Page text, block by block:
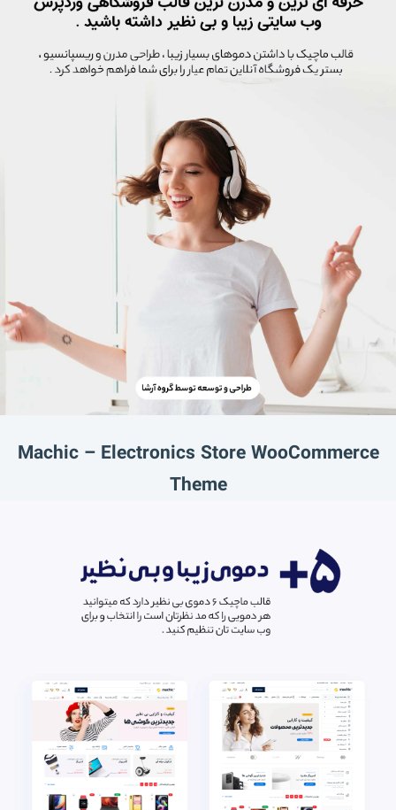
Machic – Electronics Store WooCommerce
Theme